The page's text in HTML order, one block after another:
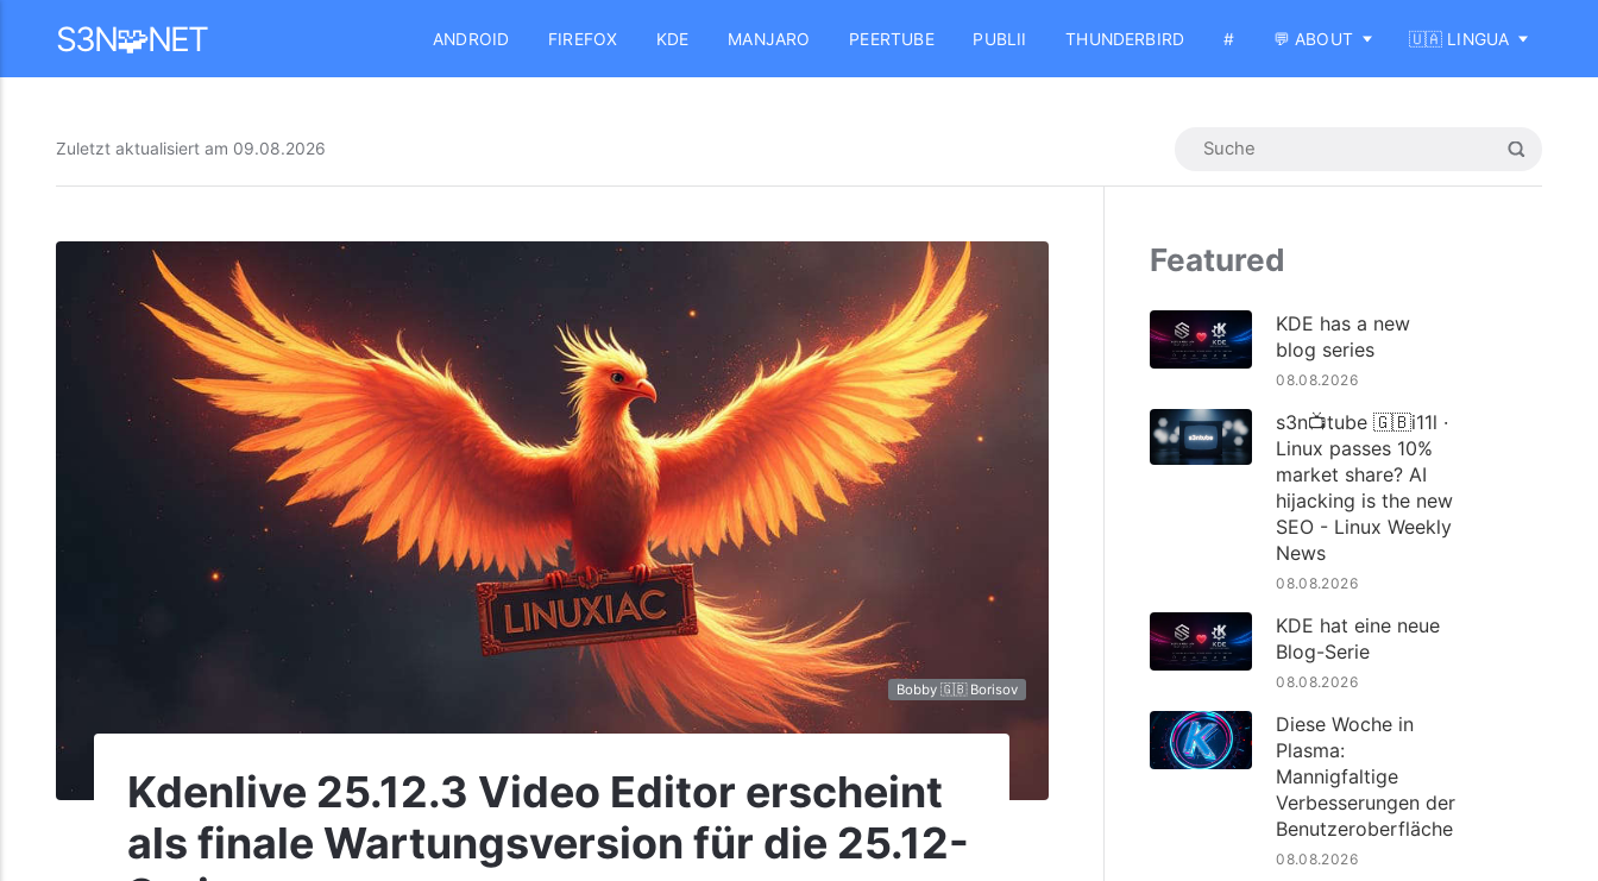
S3N🧩NET ANDROID FIREFOX KDE MANJARO PEERTUBE PUBLII THUNDERBIRD # 💬 ABOUT 🇺🇦 LINGUA
Zuletzt aktualisiert am 09.08.2026
Bobby 🇬🇧 Borisov
Kdenlive 25.12.3 Video Editor erscheint
als finale Wartungsversion für die 25.12-
Featured
KDE has a new
blog series
08.08.2026
s3n📺tube 🇬🇧i11l ·
Linux passes 10%
market share? AI
hijacking is the new
SEO - Linux Weekly
News
08.08.2026
KDE hat eine neue
Blog-Serie
08.08.2026
Diese Woche in
Plasma:
Mannigfaltige
Verbesserungen der
Benutzeroberfläche
08.08.2026